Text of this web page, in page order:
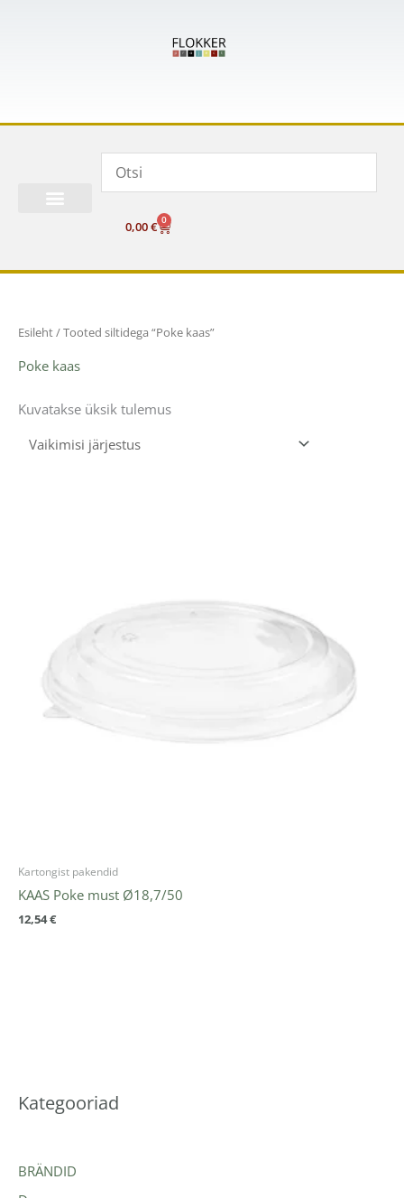
0,00€ 0
Cart
Kategooriad
BRÄNDID
Esileht/ Tooted siltidega “Poke kaas”
Poke kaas
Kuvatakse üksik tulemus
Kartongist pakendid
KAAS Poke must Ø18,7/50
12,54€